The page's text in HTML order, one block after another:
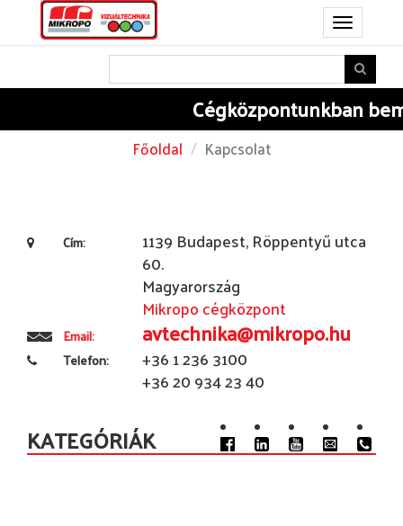
Toggle
navigation
Cégközpontunkban
Főoldal Kapcsolat
Cím: 1139 Budapest, Röppentyű utca
60.
Magyarország
Mikropo cégközpont
Email: avtechnika@mikropo.hu
Telefon: +36 1 236 3100
+36 20 934 23 40
KATEGÓRIÁK